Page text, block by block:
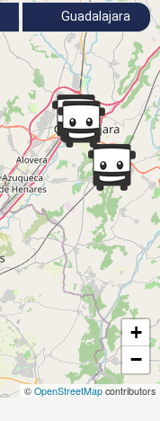
+
−
© OpenStreetMap contributors
Guadalajara